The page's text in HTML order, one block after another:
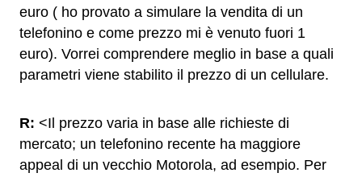
euro ( ho provato a simulare la vendita di un
telefonino e come prezzo mi è venuto fuori 1
euro). Vorrei comprendere meglio in base a quali
parametri viene stabilito il prezzo di un cellulare.
R: <Il prezzo varia in base alle richieste di
mercato; un telefonino recente ha maggiore
appeal di un vecchio Motorola, ad esempio. Per